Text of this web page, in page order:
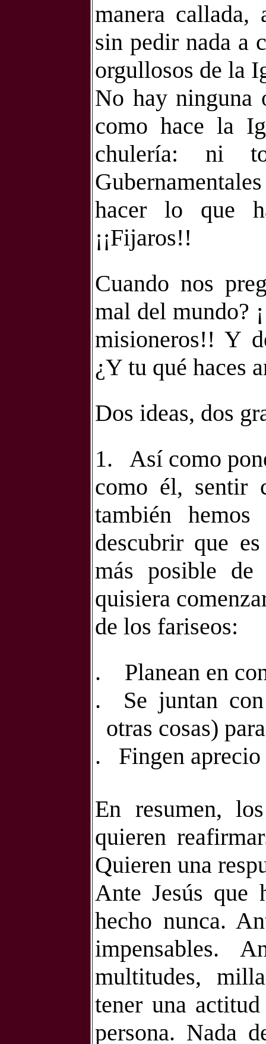
manera
sin pedir nada a
orgullosos de la
No hay ninguna
como hace la
chulería: ni
hacer lo que
¡¡Fijaros!!
Cuando nos
mal del mundo?
misioneros!! Y
¿Y tu qué haces
Dos ideas, dos
1.
Así como
como él, sentir
también
descubrir que
más posible de
quisiera
de los fariseos:
.
Planean en
.
Se juntan
otras cosas)
.
Fingen
En resumen,
quieren
Quieren una
Ante Jesús que
hecho nunca.
impensables.
multitudes,
tener una
persona. Nada